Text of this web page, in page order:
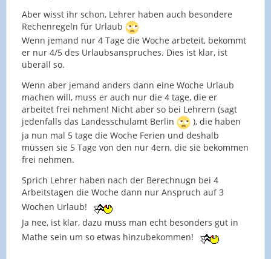
Aber wisst ihr schon, Lehrer haben auch besondere
Rechenregeln für Urlaub
Wenn jemand nur 4 Tage die Woche arbeteit, bekommt
er nur 4/5 des Urlaubsanspruches. Dies ist klar, ist
überall so.
Wenn aber jemand anders dann eine Woche Urlaub
machen will, muss er auch nur die 4 tage, die er
arbeitet frei nehmen! Nicht aber so bei Lehrern (sagt
jedenfalls das Landesschulamt Berlin
), die haben
ja nun mal 5 tage die Woche Ferien und deshalb
müssen sie 5 Tage von den nur 4ern, die sie bekommen
frei nehmen.
Sprich Lehrer haben nach der Berechnugn bei 4
Arbeitstagen die Woche dann nur Anspruch auf 3
Wochen Urlaub!
Ja nee, ist klar, dazu muss man echt besonders gut in
Mathe sein um so etwas hinzubekommen!